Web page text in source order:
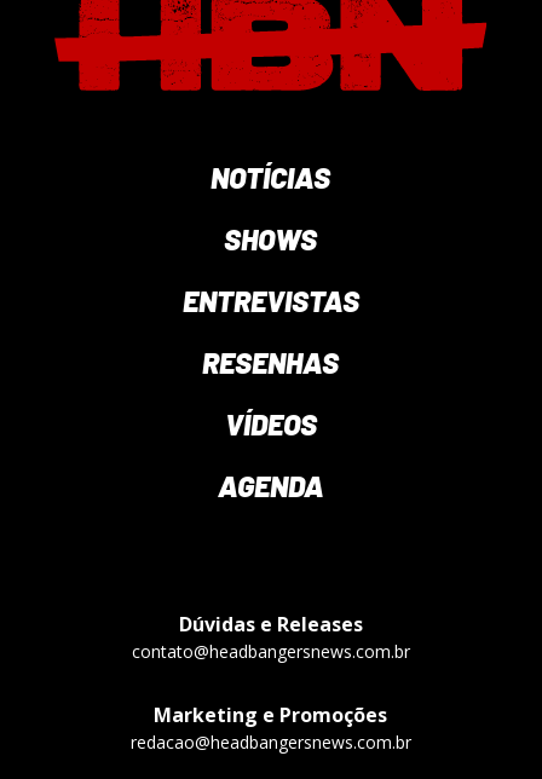
NOTÍCIAS
SHOWS
ENTREVISTAS
RESENHAS
VÍDEOS
AGENDA
Dúvidas e Releases
contato@headbangersnews.com.br
Marketing e Promoções
redacao@headbangersnews.com.br